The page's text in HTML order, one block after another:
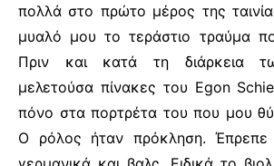
πολλά στο πρώτο μέρος της
μυαλό μου το τεράστιο τραύμα
Πριν και κατά τη διάρκεια
μελετούσα πίνακες του Egon
πόνο στα πορτρέτα του που μου
Ο ρόλος ήταν πρόκληση. Έπρεπε